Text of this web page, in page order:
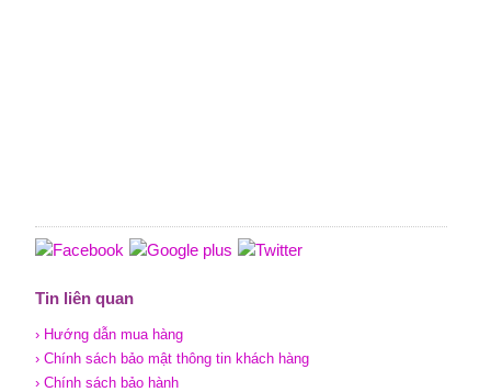
Tin liên quan
› Hướng dẫn mua hàng
› Chính sách bảo mật thông tin khách hàng
› Chính sách bảo hành